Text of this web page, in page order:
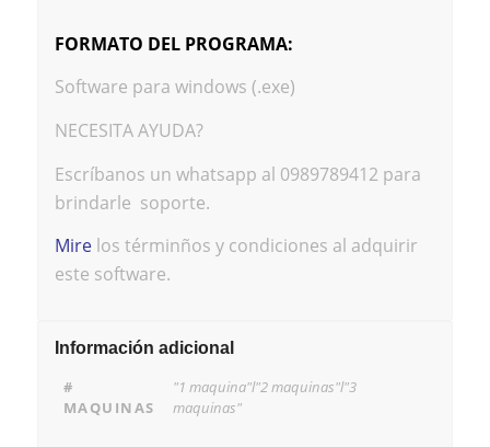
FORMATO DEL PROGRAMA:
Software para windows (.exe)
NECESITA AYUDA?
Escríbanos un whatsapp al 0989789412 para
brindarle soporte.
Mire los términños y condiciones al adquirir
este software.
Información adicional
#
MAQUINAS
"1 maquina"l"2 maquinas"l"3
maquinas"